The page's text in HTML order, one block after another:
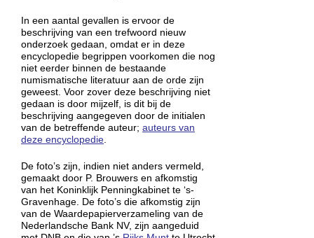
In een aantal gevallen is ervoor de
beschrijving van een trefwoord nieuw
onderzoek gedaan, omdat er in deze
encyclopedie begrippen voorkomen die nog
niet eerder binnen de bestaande
numismatische literatuur aan de orde zijn
geweest. Voor zover deze beschrijving niet
gedaan is door mijzelf, is dit bij de
beschrijving aangegeven door de initialen
van de betreffende auteur; auteurs van
deze encyclopedie
De foto’s zijn, indien niet anders vermeld,
gemaakt door P. Brouwers en afkomstig
van het Koninklijk Penningkabinet te ‘s-
Gravenhage. De foto’s die afkomstig zijn
van de Waardepapierverzameling van de
Nederlandsche Bank NV, zijn aangeduid